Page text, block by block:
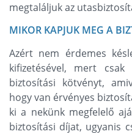
megtaláljuk az
MIKOR KAPJUK MEG A
Azért nem érdemes
kifizetésével, mert
biztosítási kötvényt,
hogy van érvényes
ki a nekünk megfelelő
biztosítási díjat, ugyanis